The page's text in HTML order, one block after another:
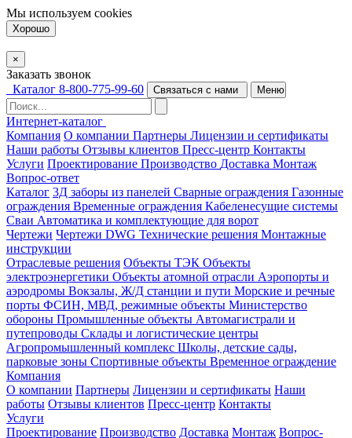
Мы используем cookies
Хорошо
×
Заказать звонок
Каталог 8-800-775-99-60 Связаться с нами Меню
Интернет-каталог
Компания О компании Партнеры Лицензии и сертификаты
Наши работы Отзывы клиентов Пресс-центр Контакты
Услуги Проектирование Производство Доставка Монтаж
Вопрос-ответ
Каталог 3Д заборы из панелей Сварные ограждения Газонные
ограждения Временные ограждения Кабеленесущие системы
Cваи Автоматика и комплектующие для ворот
Чертежи Чертежи DWG Технические решения Монтажные
инструкции
Отраслевые решения Объекты ТЭК Объекты
электроэнергетики Объекты атомной отрасли Аэропорты и
аэродромы Вокзалы, Ж/Д станции и пути Морские и речные
порты ФСИН, МВД, режимные объекты Министерство
обороны Промышленные объекты Автомагистрали и
путепроводы Склады и логистические центры
Агропромышленный комплекс Школы, детские сады,
парковые зоны Спортивные объекты Временное ограждение
Компания
О компании Партнеры Лицензии и сертификаты Наши
работы Отзывы клиентов Пресс-центр Контакты
Услуги
Проектирование Производство Доставка Монтаж Вопрос-